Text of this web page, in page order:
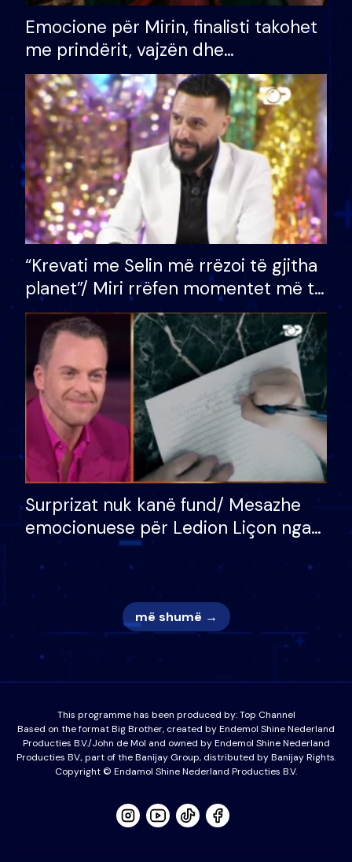
Emocione për Mirin, finalisti takohet
me prindërit, vajzën dhe
bashkëshorten: S’kemi ndonjë letër
divorci apo jo?
“Krevati me Selin më rrëzoi të gjitha
planet”/ Miri rrëfen momentet më të
bukura në shtëpinë e BB VIP: Do më
mungojë zilja e mëngjesit kur…
Surprizat nuk kanë fund/ Mesazhe
emocionuese për Ledion Liçon nga
nëna dhe fëmijët e tij, moderatori
nuk i mban dot lotët: Nuk meritoj…
më shumë →
This programme has been produced by:Top Channel
Based on the format Big Brother, created by Endemol Shine Nederland
Producties B.V./John de Mol and owned by Endemol Shine Nederland
Producties BV., part of the Banijay Group, distributed by Banijay Rights.
Copyright © Endamol Shine Nederland Producties B.V.